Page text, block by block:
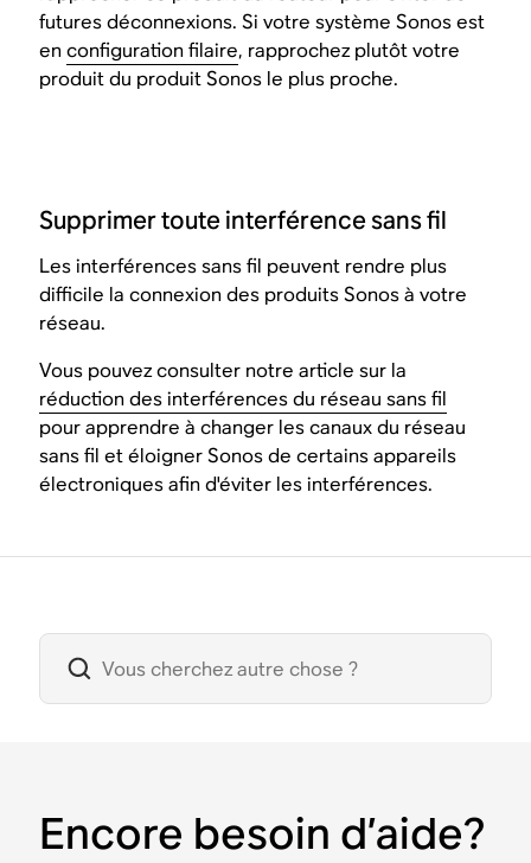
futures déconnexions. Si votre système Sonos est
enconfiguration filaire, rapprochez plutôt votre
produit du produit Sonos le plus proche.
Supprimer toute interférence sans fil
Les interférences sans fil peuvent rendre plus
difficile la connexion des produits Sonos à votre
réseau.
Vous pouvez consulter notre article sur la
réduction des interférences du réseau sans fil
pour apprendre à changer les canaux du réseau
sans fil et éloigner Sonos de certains appareils
électroniques afin d'éviter les interférences.
Encore besoin d’aide?